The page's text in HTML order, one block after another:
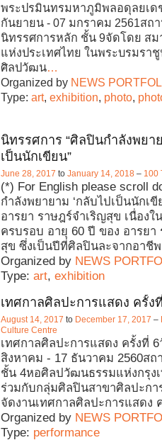
พระปรมินทรมหาภูมิพลอดุลยเด
กันยายน - 07 มกราคม 2561สถ
นิทรรศการหลัก ชั้น 9จัดโดย ส
แห่งประเทศไทย ในพระบรมรา
ศิลปวัฒน
Organized by NEWS
Type: art, exhibition photo
นิทรรศการ “ศิลปินกำลังพยา
เป็นนักเขียน”
June 28, 2017 to January 14, 2018 – 100
(*) For English please scroll
กำลังพยายาม ‘กลับไปเป็นนักเขี
อารยา ราษฎร์จำเริญสุข เนื่องใ
ครบรอบ อายุ 60 ปี ของ อารยา
สุข ซึ่งเป็นปีที่ศิลปินละจากอาชี
Organized by NEWS
Type: art, exhibition
เทศกาลศิลปะการแสดง ครั้ง
August 14, 2017 to December 17, 2017 –
Culture Centre
เทศกาลศิลปะการแสดง ครั้งที่
สิงหาคม - 17 ธันวาคม 2560ส
ชั้น 4หอศิลปวัฒนธรรมแห่งกรุง
ร่วมกับกลุ่มศิลปินสาขาศิลปะกา
จัดงานเทศกาลศิลปะการแสดง
Organized by NEWS
Type: performance